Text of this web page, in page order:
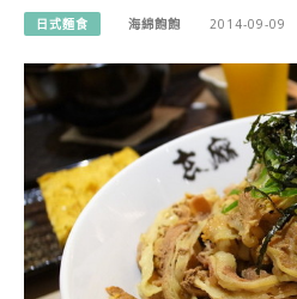
日式麵食 海綿飽飽 2014-09-09